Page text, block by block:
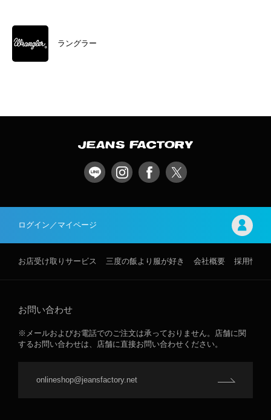
ラングラー
ログイン／マイページ
お店受け取りサービス 三度の飯より服が好き 会社概要 採用情報
お問い合わせ
※メールおよびお電話でのご注文は承っておりません。店舗に関
するお問い合わせは、店舗に直接お問い合わせください。
onlineshop@jeansfactory.net